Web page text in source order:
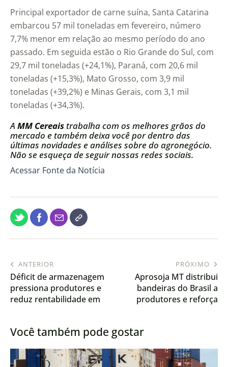
Principal exportador de carne suína, Santa Catarina
embarcou 57 mil toneladas em fevereiro, número
7,7% menor em relação ao mesmo período do ano
passado. Em seguida estão o Rio Grande do Sul, com
29,7 mil toneladas (+24,1%), Paraná, com 20,6 mil
toneladas (+15,3%), Mato Grosso, com 3,9 mil
toneladas (+39,2%) e Minas Gerais, com 3,1 mil
toneladas (+34,3%).
A MM Cereais trabalha com os melhores grãos do
mercado e também deixa você por dentro das
últimas novidades e análises sobre do agronegócio.
Não se esqueça de seguir nossas redes sociais.
Acessar Fonte da Notícia
ANTERIOR
Déficit de armazenagem
pressiona produtores e
reduz rentabilidade em
PRÓXIMO
Aprosoja MT distribui
bandeiras do Brasil a
produtores e reforça
Você também pode gostar